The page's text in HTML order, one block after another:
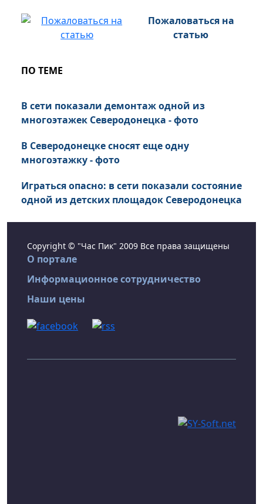
Пожаловаться на
статью
ПО ТЕМЕ
В сети показали демонтаж одной из
многоэтажек Северодонецка - фото
В Северодонецке сносят еще одну
многоэтажку - фото
Играться опасно: в сети показали состояние
одной из детских площадок Северодонецка
Copyright © "Час Пик" 2009 Все права защищены
О портале
Информационное сотрудничество
Наши цены